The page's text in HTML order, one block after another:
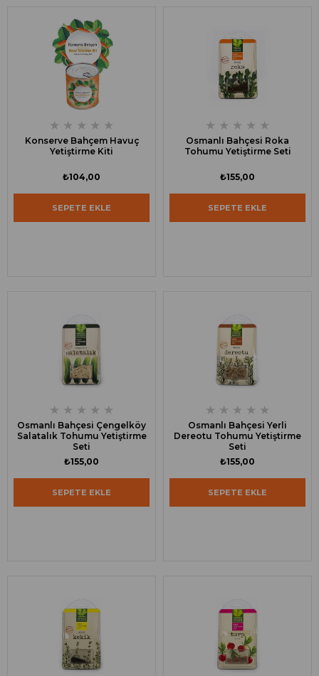
★ ★ ★ ★ ★
Konserve Bahçem Havuç
Yetiştirme Kiti
₺104,00
SEPETE EKLE
★ ★ ★ ★ ★
Osmanlı Bahçesi Roka
Tohumu Yetiştirme Seti
₺155,00
SEPETE EKLE
★ ★ ★ ★ ★
Osmanlı Bahçesi Çengelköy
Salatalık Tohumu Yetiştirme
Seti
₺155,00
SEPETE EKLE
★ ★ ★ ★ ★
Osmanlı Bahçesi Yerli
Dereotu Tohumu Yetiştirme
Seti
₺155,00
SEPETE EKLE